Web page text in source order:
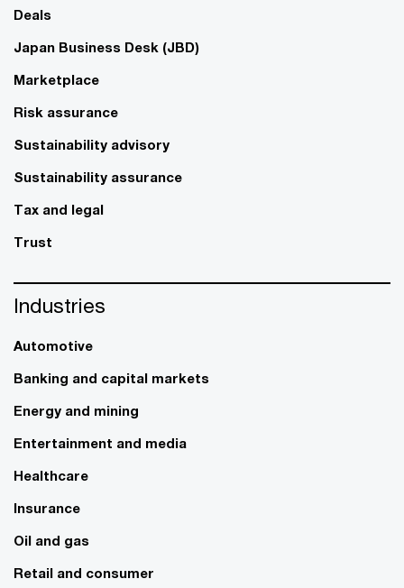
Deals
Japan Business Desk (JBD)
Marketplace
Risk assurance
Sustainability advisory
Sustainability assurance
Tax and legal
Trust
Industries
Automotive
Banking and capital markets
Energy and mining
Entertainment and media
Healthcare
Insurance
Oil and gas
Retail and consumer